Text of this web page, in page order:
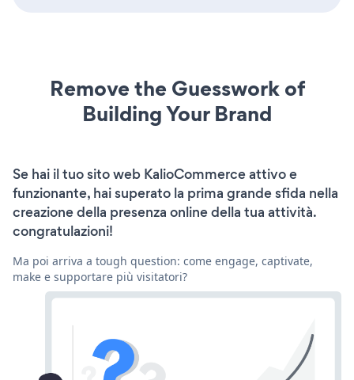
Remove the Guesswork of
Building Your Brand
Se hai il tuo sito web KalioCommerce attivo e
funzionante, hai superato la prima grande sfida nella
creazione della presenza online della tua attività.
congratulazioni!
Ma poi arriva a tough question: come engage, captivate,
make e supportare più visitatori?